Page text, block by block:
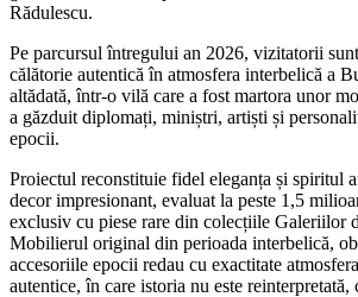
Rădulescu.
Pe parcursul întregului an 2026, vizitatorii
călătorie autentică în atmosfera interbelică a
altădată, într-o vilă care a fost martora unor
a găzduit diplomați, miniștri, artiști și
epocii.
Proiectul reconstituie fidel eleganța și spiritul
decor impresionant, evaluat la peste 1,5
exclusiv cu piese rare din colecțiile Galeriilor
Mobilierul original din perioada interbelică,
accesoriile epocii redau cu exactitate
autentice, în care istoria nu este reinterpretată,